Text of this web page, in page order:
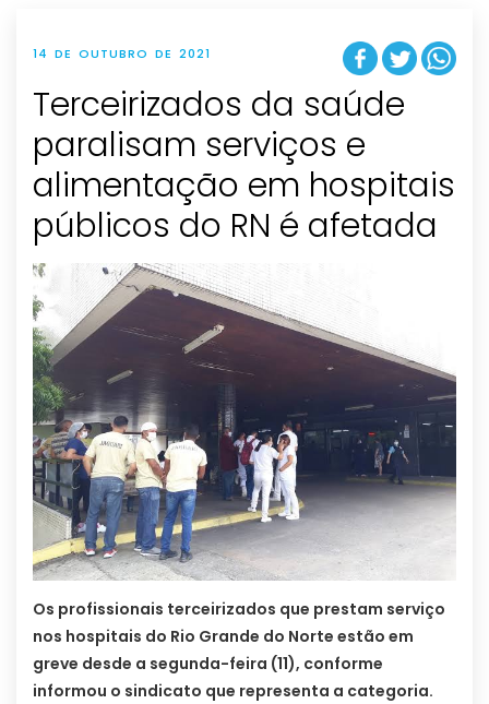
14 DE OUTUBRO DE 2021
Terceirizados da saúde
paralisam serviços e
alimentação em hospitais
públicos do RN é afetada
Os profissionais terceirizados que prestam serviço
nos hospitais do Rio Grande do Norte estão em
greve desde a segunda-feira (11), conforme
informou o sindicato que representa a categoria.